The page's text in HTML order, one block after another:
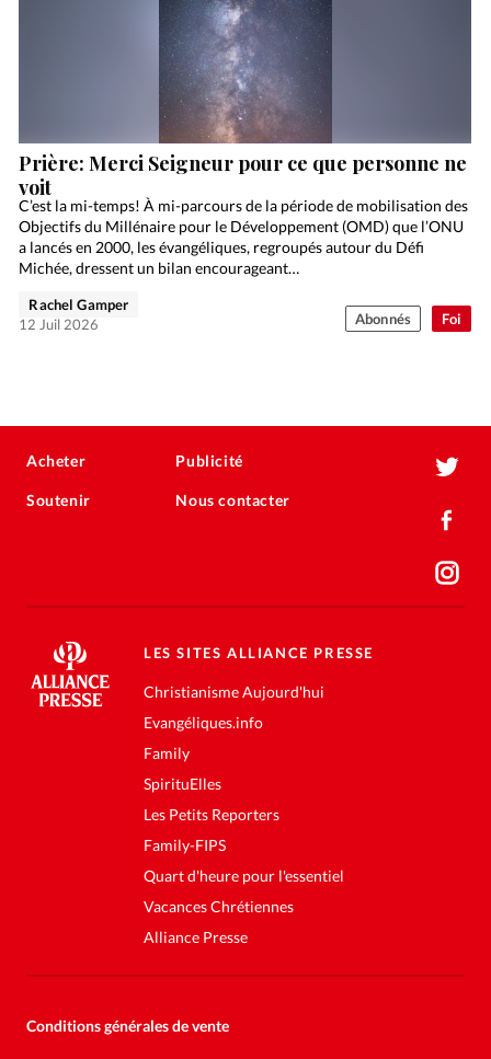
Foi
Prière: Merci Seigneur pour ce que personne ne
voit
C’est la mi-temps! À mi-parcours de la période de mobilisation des
Objectifs du Millénaire pour le Développement (OMD) que l’ONU
a lancés en 2000, les évangéliques, regroupés autour du Défi
Michée, dressent un bilan encourageant…
Rachel Gamper
12 Juil 2026
Abonnés
Acheter
Soutenir
Publicité
Nous contacter
LES SITES ALLIANCE PRESSE
Christianisme Aujourd'hui
Evangéliques.info
Family
SpirituElles
Les Petits Reporters
Family-FIPS
Quart d'heure pour l'essentiel
Vacances Chrétiennes
Alliance Presse
Conditions générales de vente